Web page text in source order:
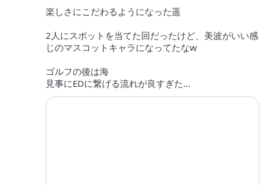
楽しさにこだわるようになった遥
2人にスポットを当てた回だったけど、美波がいい感
じのマスコットキャラになってたなw
ゴルフの後は海
見事にEDに繋げる流れが良すぎた…